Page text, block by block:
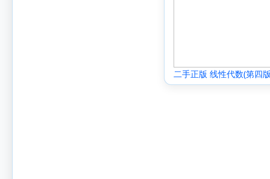
二手正版 线性代数(第四
9787300097947